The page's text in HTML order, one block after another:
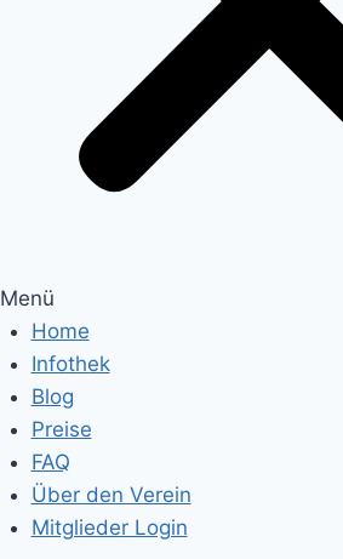
Menü
Home
Infothek
Blog
Preise
FAQ
Über den Verein
Mitglieder Login